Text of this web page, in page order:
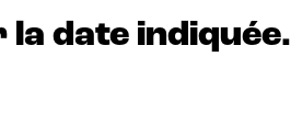
date indiquée.